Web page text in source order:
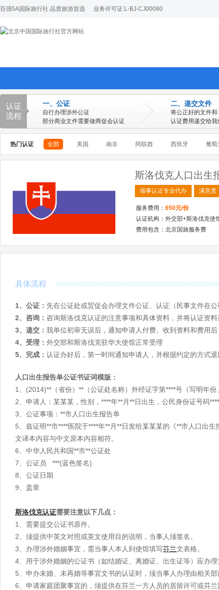
百强5A国际旅行社 品质旅游首选 业务许可证:L-BJ-CJ00080
认证
流程
一、公证
自行办理涉外公证
部分商业文件需要做商促会认证
二、递交文件
将公正好的文件和
认证费用递交给我
热门认证 全部 美国 南非 阿联酋 西班牙 葡萄
欧洲 美洲 澳洲 亚洲
欧洲全部
俄罗斯
卢森堡
罗马尼亚
斯洛文尼亚 乌克兰
澳洲 澳大利亚 新西兰
亚洲 阿富汗 阿联酋
阿曼
哈萨克斯坦
韩国
蒙古
孟加拉国
缅甸
阿尔及利亚
佛得角
刚果(布)
刚果(金)
喀麦隆
马里
尼日利亚
斯洛伐克人口出生
领事认证专业代办 满意度
服务费用： 650元/份
认证机构：外交部+斯洛伐克使
费用包含：北京国旅服务费
具体流程
1、公证： 先在公证处或贸促会办理文件公证、认证（民事文件在
2、咨询： 咨询斯洛伐克认证的注意事项和具体资料，并将认证资
3、递交： 我单位初审无误后，通知申请人付费。收到资料和费用
4、受理： 外交部和斯洛伐克驻华大使馆正常受理
5、完成： 认证办好后，第一时间通知申请人，并根据约定的方式
人口出生报告单公证书证词模版：
1、(2014)**（省份）**（公证处名称）外经证字第****号（写明年
2、申请人：某某某，性别，****年**月**日出生，公民身份证号码
3、公证事项：**市人口出生报告单
5、兹证明**市****医院于****年**月**日发给某某某的《**市人口出
文译本内容与中文原本内容相符。
6、中华人民共和国**市**公证处
7、公证员 ***(蓝色签名)
8、公证日期
9、盖章
斯洛伐克认证需要注意以下几点：
1、需要提交公证书原件。
2、须提供中英文对照或英文使用目的说明，当事人须签名。
3、办理涉外婚姻事宜，需当事人本人到使馆填写芬兰文表格。
4、用于涉外婚姻的公证书（如结婚证、离婚证、出生证等）应办
5、申办未婚、未再婚等事宜文书的认证时，须当事人办理由相关
6、申请家庭团聚事宜的，须提供在芬兰一方人员的居留许可或芬